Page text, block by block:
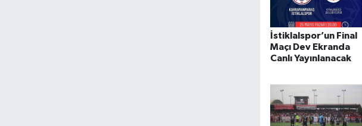
İstiklalspor’un Final
Maçı Dev Ekranda
Canlı Yayınlanacak